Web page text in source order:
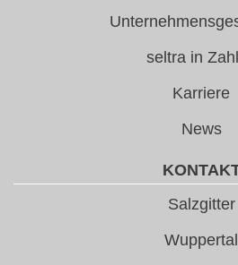
seltra in
Karriere
News
Salzgitter
Wuppertal